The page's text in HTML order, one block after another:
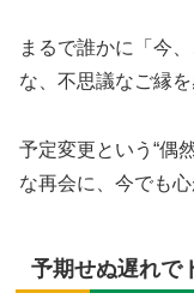
まるで誰かに「今
な、不思議なご縁を
予定変更という“偶
な再会に、今でも
予期せぬ遅れで